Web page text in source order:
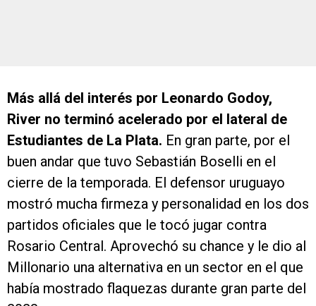
Más allá del interés por Leonardo Godoy,
River no terminó acelerado por el lateral de
Estudiantes de La Plata. En gran parte, por el
buen andar que tuvo Sebastián Boselli en el
cierre de la temporada. El defensor uruguayo
mostró mucha firmeza y personalidad en los dos
partidos oficiales que le tocó jugar contra
Rosario Central. Aprovechó su chance y le dio al
Millonario una alternativa en un sector en el que
había mostrado flaquezas durante gran parte del